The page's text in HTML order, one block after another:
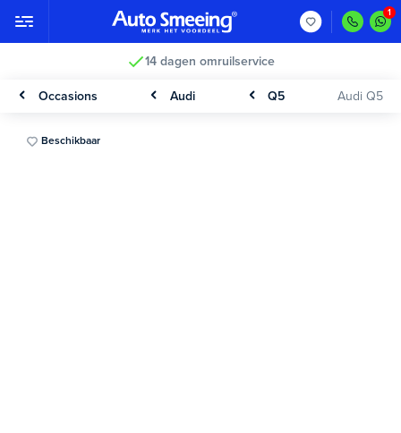
14 dagen omruilservice
Occasions Audi Q5 Audi Q5
Beschikbaar